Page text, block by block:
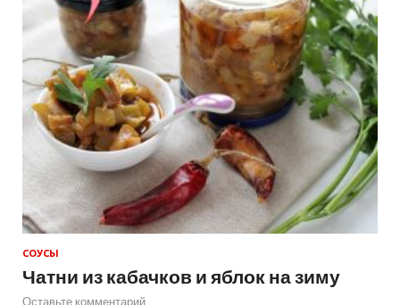
СОУСЫ
Чатни из кабачков и яблок на зиму
Оставьте комментарий